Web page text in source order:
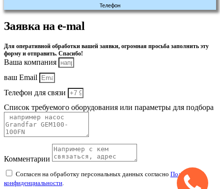
Телефон
Заявка на e-mal
Для оперативной обработки вашей заявки, огромная просьба заполнить эту
форму и отправить. Спасибо!
Ваша компания
ваш Email
Телефон для связи
Список требуемого оборудования или параметры для подбора
Комментарии
Согласен на обработку персональных данных согласно Политике
конфиденциальности.